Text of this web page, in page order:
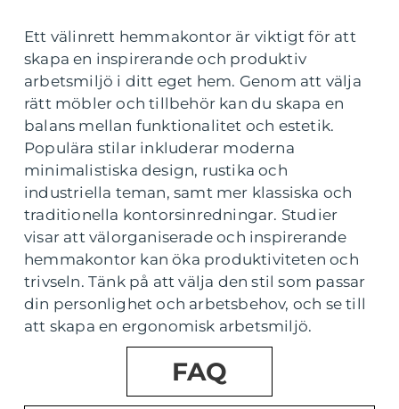
Ett välinrett hemmakontor är viktigt för att
skapa en inspirerande och produktiv
arbetsmiljö i ditt eget hem. Genom att välja
rätt möbler och tillbehör kan du skapa en
balans mellan funktionalitet och estetik.
Populära stilar inkluderar moderna
minimalistiska design, rustika och
industriella teman, samt mer klassiska och
traditionella kontorsinredningar. Studier
visar att välorganiserade och inspirerande
hemmakontor kan öka produktiviteten och
trivseln. Tänk på att välja den stil som passar
din personlighet och arbetsbehov, och se till
att skapa en ergonomisk arbetsmiljö.
FAQ